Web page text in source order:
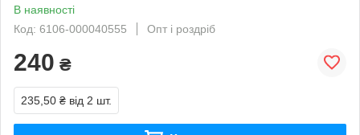
В наявності
Код: 6106-000040555
Опт і роздріб
240 ₴
235,50 ₴ від 2 шт.